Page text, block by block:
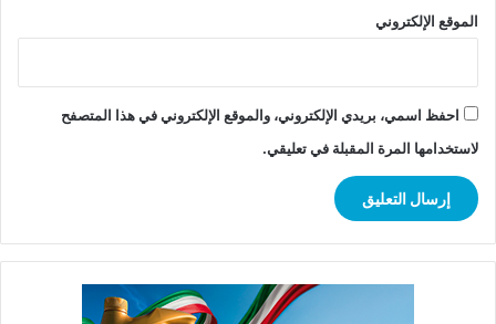
الموقع الإلكتروني
احفظ اسمي، بريدي الإلكتروني، والموقع الإلكتروني في هذا المتصفح
لاستخدامها المرة المقبلة في تعليقي.